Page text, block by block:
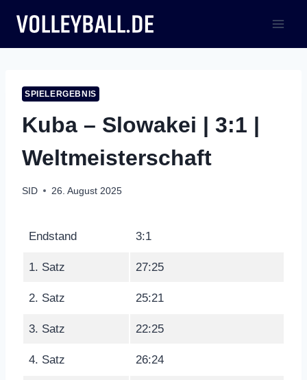
Inhalt
springen
SPIELERGEBNIS
Kuba – Slowakei | 3:1 |
Weltmeisterschaft
SID 26. August 2025
Endstand 3:1
1. Satz 27:25
2. Satz 25:21
3. Satz 22:25
4. Satz 26:24